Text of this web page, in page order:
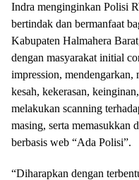
Indra menginginkan Polisi
bertindak dan bermanfaat
Kabupaten Halmahera
dengan masyarakat initial
impression, mendengarkan,
kesah, kekerasan,
melakukan scanning
masing, serta memasukkan
berbasis web “Ada Polisi”.
“Diharapkan dengan